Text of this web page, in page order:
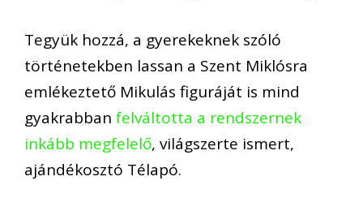
Tegyük hozzá, a gyerekeknek szóló
történetekben lassan a Szent Miklósra
emlékeztető Mikulás figuráját is mind
gyakrabban felváltotta a rendszernek
inkább megfelelő, világszerte ismert,
ajándékosztó Télapó.